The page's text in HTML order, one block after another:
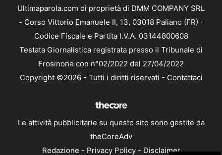
Ultimaparola.com di proprietà di DMM COMPANY SRL
- Corso Vittorio Emanuele II, 13, 03018 Paliano (FR) -
Codice Fiscale e Partita I.V.A. 03144800608
Testata Giornalistica registrata presso il Tribunale di
Frosinone con n°02/2022 del 27/04/2022
Copyright ©2026 - Tutti i diritti riservati - Contattaci
Le attività pubblicitarie su questo sito sono gestite da
theCoreAdv
Redazione - Privacy Policy- Disclaimer